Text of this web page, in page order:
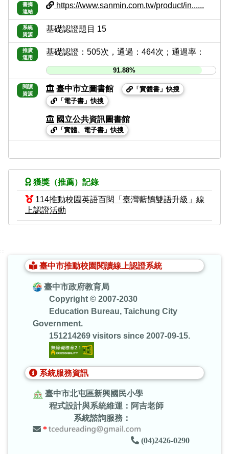
書摘
連結
https://www.sanmin.com.tw/product/in......
系統
資源
基礎認證題目 15
推廣
運用
基礎認證：505次，通過：464次；通過率：
91.88%
閱讀
資源
臺中市立圖書館
「實體書」快搜
「電子書」快搜
國立公共資訊圖書館
「實體、電子書」快搜
獲獎（推薦）記錄
114推動校園英語百閱「臺灣藍鵲雙語升級」線
上認證活動
臺中市推動校園閱讀線上認證系統
臺中市政府教育局
Copyright © 2007-2030
Education Bureau, Taichung City
Government.
151214269 visitors since 2007-09-15.
系統服務資訊
臺中市北屯區新興國民小學
程式設計與系統維運：阿吉老師
系統諮詢服務：
*
(04)2426-0290